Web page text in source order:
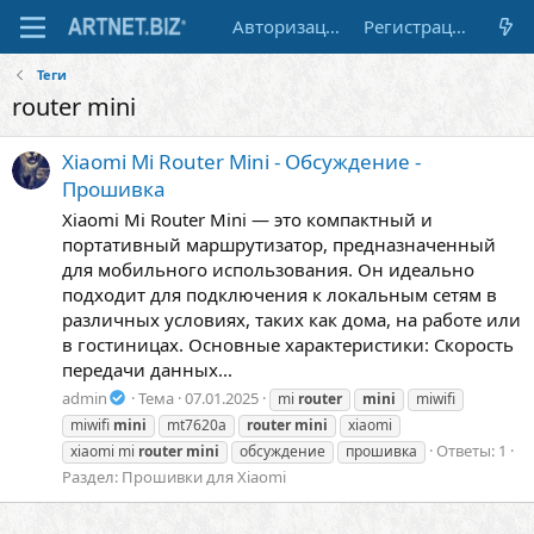
Авторизация Регистрация
Теги
router mini
Xiaomi Mi Router Mini - Обсуждение -
Прошивка
Xiaomi Mi Router Mini — это компактный и
портативный маршрутизатор, предназначенный
для мобильного использования. Он идеально
подходит для подключения к локальным сетям в
различных условиях, таких как дома, на работе или
в гостиницах. Основные характеристики: Скорость
передачи данных...
admin Тема 07.01.2025 mi router mini
miwifi
miwifi mini mt7620a router mini
xiaomi
xiaomi mi router mini обсуждение прошивка
Ответы: 1
Раздел: Прошивки для Xiaomi